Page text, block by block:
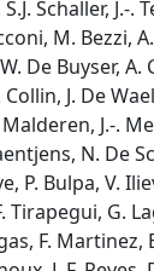
Schaller, J.-.
M. Bezzi,
De Buyser, A.
J. De
J.-.
N. De
P. Bulpa, V.
Tirapegui, G.
F. Martinez,